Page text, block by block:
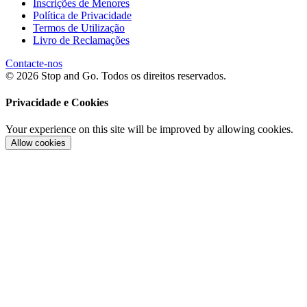
Inscrições de Menores
Política de Privacidade
Termos de Utilização
Livro de Reclamações
Contacte-nos
© 2026 Stop and Go. Todos os direitos reservados.
Privacidade e Cookies
Your experience on this site will be improved by allowing cookies.
Allow cookies